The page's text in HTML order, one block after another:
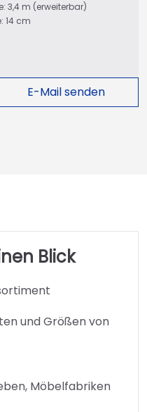
3,4 m (erweiterbar)
14 cm
E-Mail senden
Blick
und Größen von
Möbelfabriken